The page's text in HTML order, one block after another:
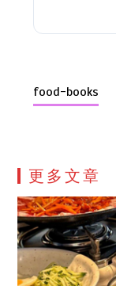
food-books
更多文章